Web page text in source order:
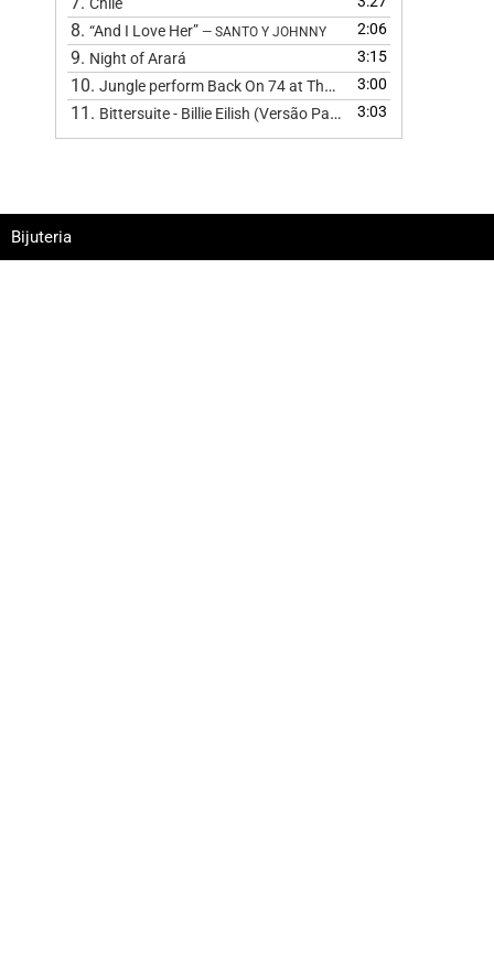
Chile
8. “And I Love Her” — SANTO Y JOHNNY 2:06
9. Night of Arará 3:15
10. Jungle perform Back On 74 at The BRIT Awards 2024
3:00
11. Bittersuite - Billie Eilish (Versão Pagode )
3:03
Bijuteria